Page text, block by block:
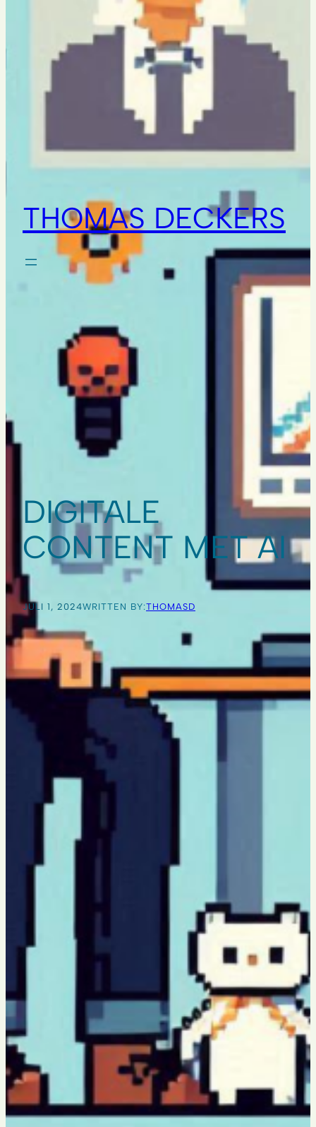
THOMAS DECKERS
DIGITALE
CONTENT MET AI
JULI 1, 2024WRITTEN BY:THOMASD